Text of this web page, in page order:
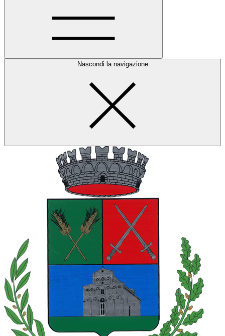
Nascondi la navigazione